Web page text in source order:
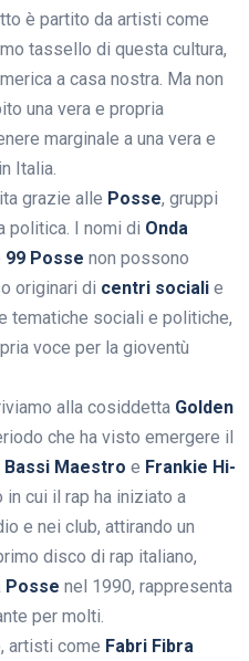
è partito da artisti come
tassello di questa cultura,
a casa nostra. Ma non
una vera e propria
marginale a una vera e
in Italia.
grazie alle Posse, gruppi
politica. I nomi di Onda
99 Posse non possono
originari di centri sociali e
tematiche sociali e politiche,
voce per la gioventù
alla cosiddetta Golden
che ha visto emergere il
Bassi Maestro e Frankie Hi-
cui il rap ha iniziato a
e nei club, attirando un
disco di rap italiano,
Posse nel 1990, rappresenta
per molti.
artisti come Fabri Fibra